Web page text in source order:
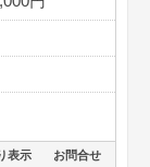
表示 お問合せ